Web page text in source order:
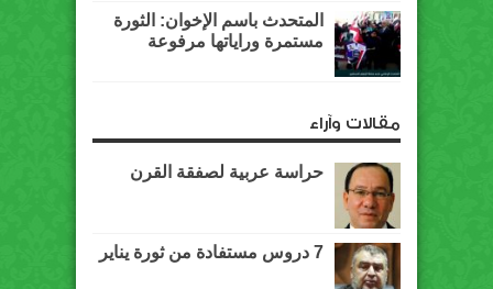
المتحدث باسم الإخوان: الثورة
مستمرة وراياتها مرفوعة
مقالات وآراء
حراسة عربية لصفقة القرن
7 دروس مستفادة من ثورة يناير